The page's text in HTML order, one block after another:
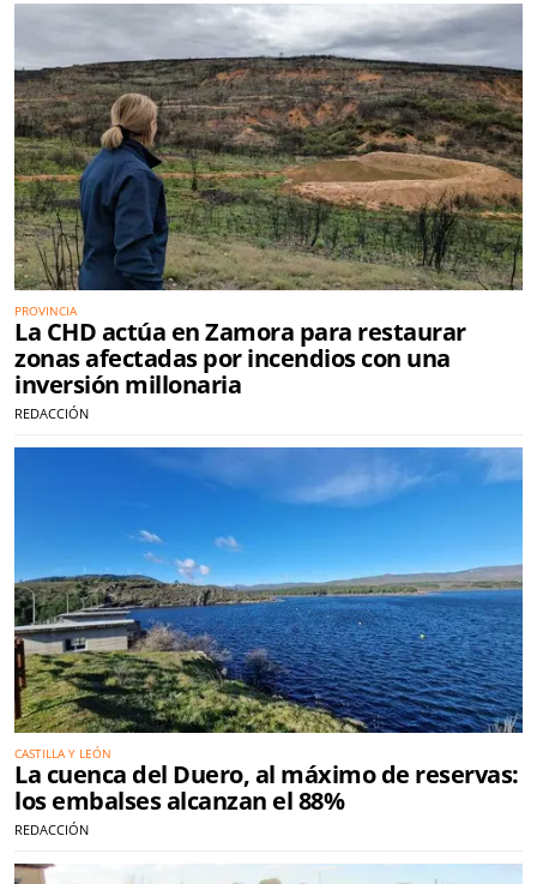
PROVINCIA
La CHD actúa en Zamora para restaurar
zonas afectadas por incendios con una
inversión millonaria
REDACCIÓN
CASTILLA Y LEÓN
La cuenca del Duero, al máximo de reservas:
los embalses alcanzan el 88%
REDACCIÓN